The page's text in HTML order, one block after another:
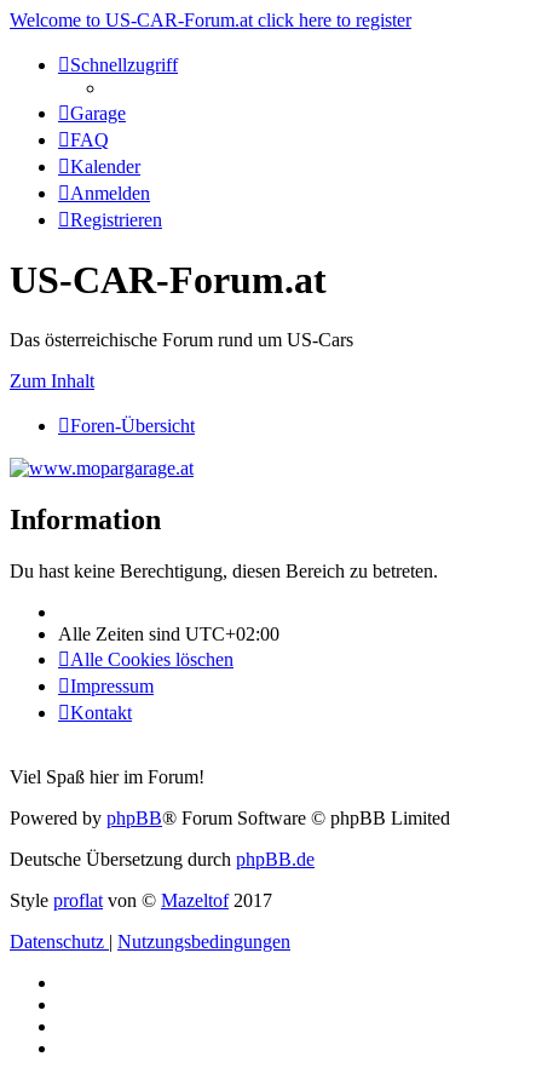
Welcome to US-CAR-Forum.at click here to register
Schnellzugriff
Garage
FAQ
Kalender
Anmelden
Registrieren
US-CAR-Forum.at
Das österreichische Forum rund um US-Cars
Zum Inhalt
Foren-Übersicht
Information
Du hast keine Berechtigung, diesen Bereich zu betreten.
Alle Zeiten sind UTC+02:00
Alle Cookies löschen
Impressum
Kontakt
Viel Spaß hier im Forum!
Powered by phpBB® Forum Software © phpBB Limited
Deutsche Übersetzung durch phpBB.de
Style proflat von © Mazeltof2017
Datenschutz | Nutzungsbedingungen